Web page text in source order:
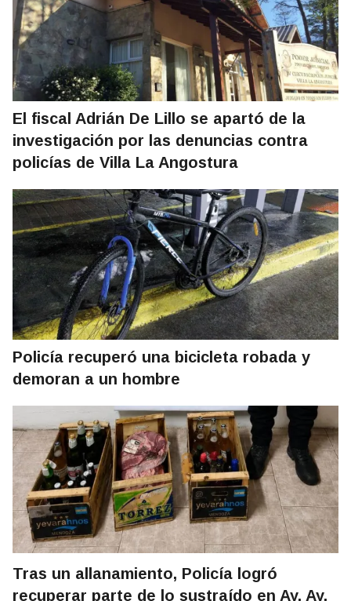
El fiscal Adrián De Lillo se apartó de la
investigación por las denuncias contra
policías de Villa La Angostura
Policía recuperó una bicicleta robada y
demoran a un hombre
Tras un allanamiento, Policía logró
recuperar parte de lo sustraído en Ay, Ay,